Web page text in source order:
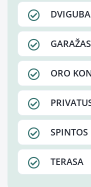
GARAŽAS
ORO
SPINTOS
TERASA